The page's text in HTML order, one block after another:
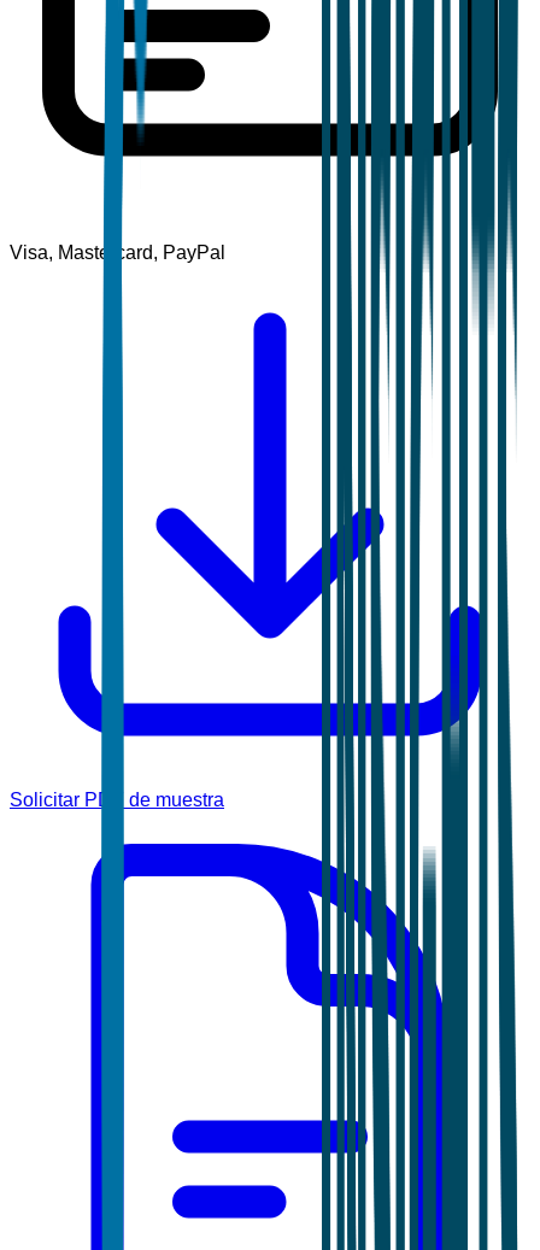
Visa, Mastercard, PayPal
Solicitar PDF de muestra